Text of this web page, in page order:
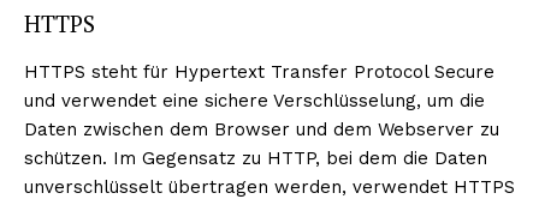
HTTPS
HTTPS steht für Hypertext Transfer Protocol Secure
und verwendet eine sichere Verschlüsselung, um die
Daten zwischen dem Browser und dem Webserver zu
schützen. Im Gegensatz zu HTTP, bei dem die Daten
unverschlüsselt übertragen werden, verwendet HTTPS